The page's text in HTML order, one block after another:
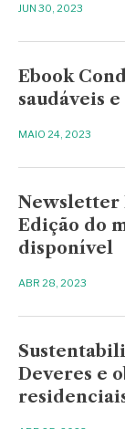
JUN 30, 2023
Ebook
saudáveis
MAIO 24, 2023
Newsletter
Edição do
disponível
ABR 28, 2023
Deveres e